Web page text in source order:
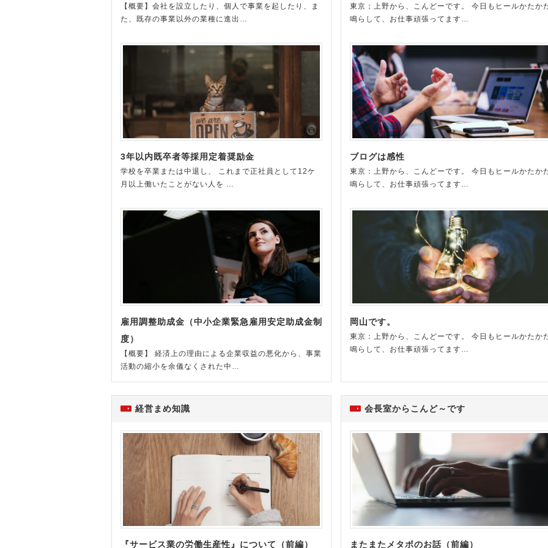
【概要】会社を設立したり、個人で事業を起したり、ま
た、既存の事業以外の業種に進出…
3年以内既卒者等採用定着奨励金
学校を卒業または中退し、 これまで正社員として12ケ
月以上働いたことがない人を …
雇用調整助成金（中小企業緊急雇用安定助成金制
度）
【概要】 経済上の理由による企業収益の悪化から、事業
活動の縮小を余儀なくされた中…
東京；上野から、こんどーです。 今日もヒールかたか
鳴らして、お仕事頑張ってます…
ブログは感性
東京：上野から、こんどーです。 今日もヒールかたか
鳴らして、お仕事頑張ってます…
岡山です。
東京：上野から、こんどーです。 今日もヒールかたか
鳴らして、お仕事頑張ってます…
経営まめ知識
『サービス業の労働生産性』について（前編）
会長室からこんど～です
またまたメタボのお話（前編）